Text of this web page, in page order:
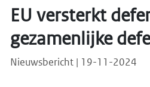
EU versterkt
gezamenlijke
Nieuwsbericht | 19-11-2024